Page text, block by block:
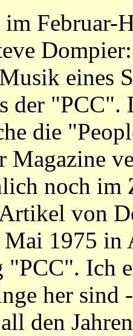
im
eines
der
die
Magazine
noch im
von
Mai 1975 in
"PCC". Ich
her
den